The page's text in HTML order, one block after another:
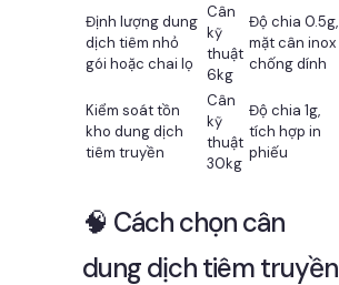
Định lượng dung
dịch tiêm nhỏ
gói hoặc chai lọ
Cân
kỹ
thuật
6kg
Độ chia 0.5g,
mặt cân inox
chống dính
Kiểm soát tồn
kho dung dịch
tiêm truyền
Cân
kỹ
thuật
30kg
Độ chia 1g,
tích hợp in
phiếu
🧠 Cách chọn cân
dung dịch tiêm truyền